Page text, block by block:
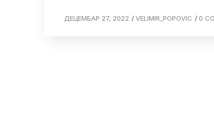
ДЕЦЕМБАР 27, 2022 /VELIMIR_POPOVIC / 0